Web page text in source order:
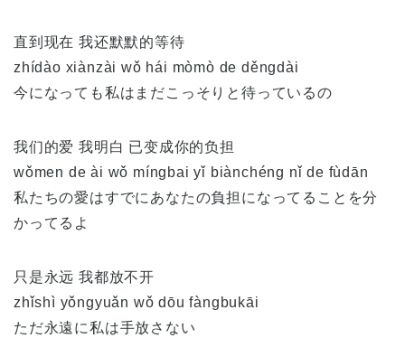
直到现在 我还默默的等待
zhídào xiànzài wǒ hái mòmò de děngdài
今になっても私はまだこっそりと待っているの
我们的爱 我明白 已变成你的负担
wǒmen de ài wǒ míngbai yǐ biànchéng nǐ de fùdān
私たちの愛はすでにあなたの負担になってることを分
かってるよ
只是永远 我都放不开
zhǐshì yǒngyuǎn wǒ dōu fàngbukāi
ただ永遠に私は手放さない